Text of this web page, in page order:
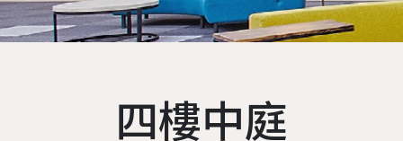
館藏目錄
新書通報
綠色大學
電子
博碩士論
電子資源服務
圖書服務
使用服務
參考諮詢服務
防範掠奪性出版陷阱
館藏資源利用
學術影響力&研究者
FAQ
讀者留言板
書香享閱卡
圖書館館徽
歷任館長
組織架構
各組業務
工作人員
四樓中庭